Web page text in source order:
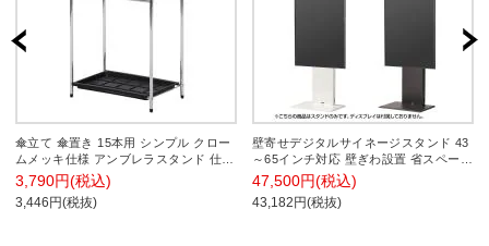
傘立て 傘置き 15本用 シンプル クロー
ムメッキ仕様 アンブレラスタンド 仕切
り付き 受け皿付き コンパクト 幅475×
奥行285×高さ620mm
3,790円(税込)
3,446円(税抜)
壁寄せデジタルサイネージスタンド 43
～65インチ対応 壁ぎわ設置 省スペース
DS-W45
47,500円(税込)
43,182円(税抜)